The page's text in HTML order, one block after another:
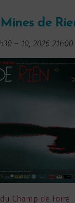
de
– 10, 2026 21h00
Champ de Foire